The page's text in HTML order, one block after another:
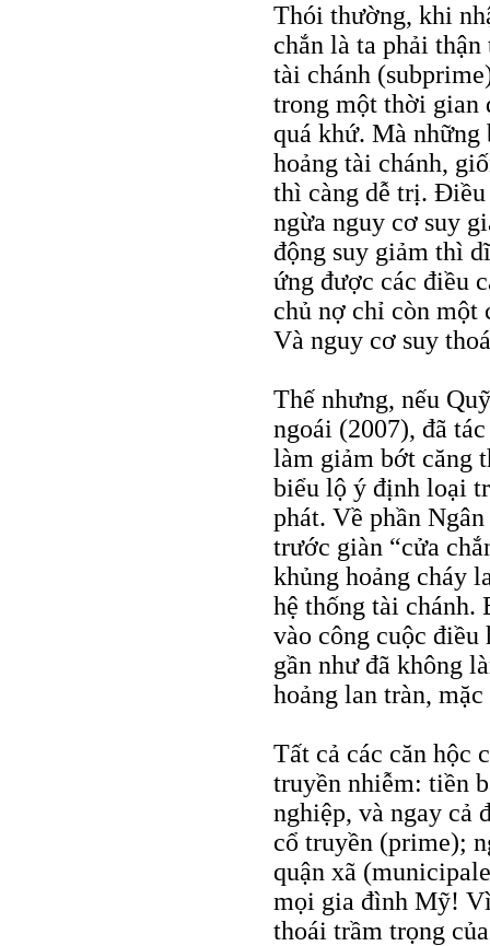
Thói thường, khi
chắn là ta phải
tài chánh
trong một thời gian
quá khứ. Mà những
hoảng tài chánh,
thì càng dễ trị. Điều
ngừa nguy cơ suy
động suy giảm thì
ứng được các điều
chủ nợ chỉ còn một
Và nguy cơ suy
Thế nhưng, nếu
ngoái (2007), đã
làm giảm bớt căng
biểu lộ ý định loại
phát. Về phần
trước giàn “cửa
khủng hoảng cháy
hệ thống tài
vào công cuộc điều
gần như đã không
hoảng lan tràn,
Tất cả các căn hộc
truyền nhiễm: tiền
nghiệp, và ngay cả
cổ truyền (prime);
quận xã
mọi gia đình Mỹ! Vì
thoái trầm trọng